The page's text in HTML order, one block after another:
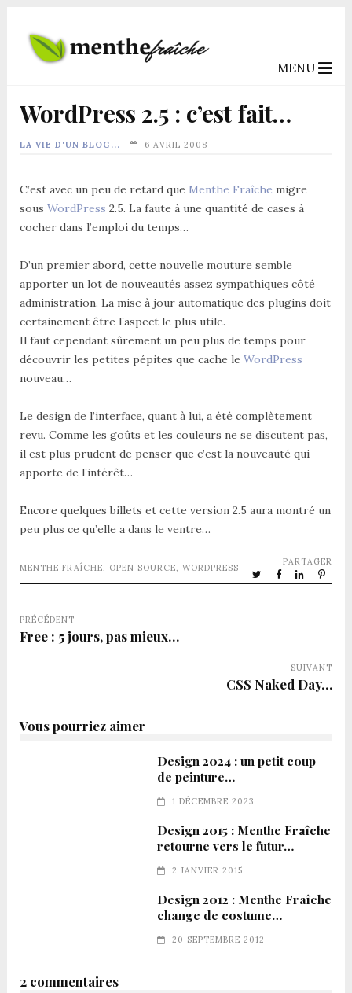
MENU
WordPress 2.5 : c’est fait…
LA VIE D'UN BLOG... 6 AVRIL 2008
C’est avec un peu de retard que Menthe Fraîche migre
sous WordPress 2.5. La faute à une quantité de cases à
cocher dans l’emploi du temps…
D’un premier abord, cette nouvelle mouture semble
apporter un lot de nouveautés assez sympathiques côté
administration. La mise à jour automatique des plugins doit
certainement être l’aspect le plus utile.
Il faut cependant sûrement un peu plus de temps pour
découvrir les petites pépites que cache le WordPress
nouveau…
Le design de l’interface, quant à lui, a été complètement
revu. Comme les goûts et les couleurs ne se discutent pas,
il est plus prudent de penser que c’est la nouveauté qui
apporte de l’intérêt…
Encore quelques billets et cette version 2.5 aura montré un
peu plus ce qu’elle a dans le ventre…
MENTHE FRAÎCHE, OPEN SOURCE, WORDPRESS
PARTAGER
PRÉCÉDENT
Free : 5 jours, pas mieux…
SUIVANT
CSS Naked Day…
Vous pourriez aimer
Design 2024 : un petit coup
de peinture…
1 DÉCEMBRE 2023
Design 2015 : Menthe Fraîche
retourne vers le futur…
2 JANVIER 2015
Design 2012 : Menthe Fraîche
change de costume…
20 SEPTEMBRE 2012
2 commentaires